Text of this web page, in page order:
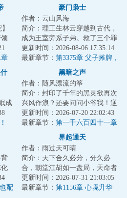
豪门枭士
作者：云山风海
简介：理工生林云穿越到古代，
成为王室旁系子弟。救了三个罪
人美女，选了一块穷酸封地，背
负巨额债务！本...
更新时间：2026-08-06 17:35:14
最新章节： 第3375章 父子摊牌，
成
黑暗之声
作者：随风漂流的筝
简介：封印了千年的黑灵欲再次
兴风作浪？还要问问小爷我！逆
天的脉络、传奇的身世、团结的
伙伴、艰辛的修...
更新时间：2026-07-20 22:02:43
最新章节： 第一千六百四十一章
配
界起通天
作者：雨过天可晴
简介：天下合久必分，分久必
合，朝堂江胡如一盘局，天命者
孙云天出世，魂分天下入战场江
湖，夙命的转轮从...
更新时间：2026-07-31 21:03:05
最新章节： 第1156章 心境升华